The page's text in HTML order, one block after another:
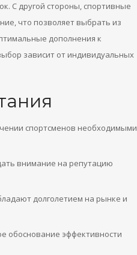
С другой стороны, спортивные
что позволяет выбрать из
дополнения к
зависит от индивидуальных
спортсменов необходимыми
внимание на репутацию
долголетием на рынке и
обоснование эффективности